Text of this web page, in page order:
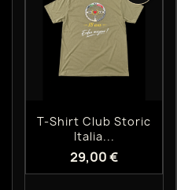
Aperçu rapide
T-Shirt Club Storic
Italia...
29,00 €